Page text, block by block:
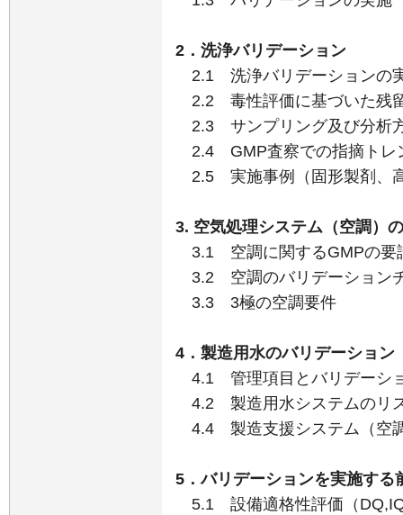
2．洗浄バリデーション
2.1 洗浄バリデーションの
2.2 毒性評価に基づいた残
2.3 サンプリング及び分析
2.4 GMP査察での指摘トレ
2.5 実施事例（固形製剤、
3. 空気処理システム（空調）
3.1 空調に関するGMPの要
3.2 空調のバリデーション
3.3 3極の空調要件
4．製造用水のバリデーション
4.1 管理項目とバリデーシ
4.2 製造用水システムのリ
4.4 製造支援システム（空
5．バリデーションを実施する
5.1 設備適格性評価（